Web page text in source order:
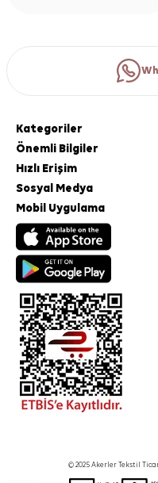
Kategoriler
Önemli Bilgiler
Hızlı Erişim
Sosyal Medya
Mobil Uygulama
© 2025 Akerler Tekstil